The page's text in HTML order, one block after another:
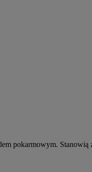
pokarmowym. Stanowią